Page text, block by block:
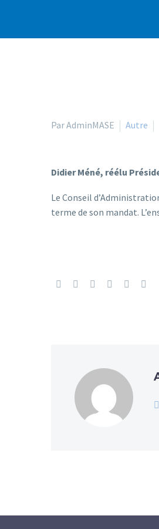
Par AdminMASE Autre
Didier Méné, réélu
Le Conseil
terme de son mandat.